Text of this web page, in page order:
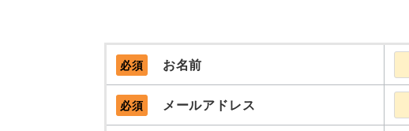
必須 お名前
必須 メールアドレス